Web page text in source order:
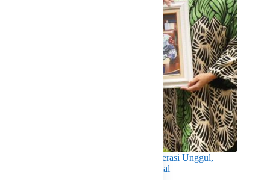
Wabup Intan Dorong Mahasiswa Jadi Generasi Unggul,
Berkarakter dan Sadar Hukum di Era Digital